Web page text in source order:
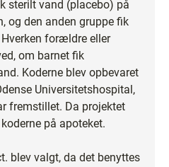
sterilt vand (placebo) på
og den anden gruppe fik
forældre eller
om barnet fik
Koderne blev opbevaret
Universitetshospital,
fremstillet. Da projektet
på apoteket.
blev valgt, da det benyttes